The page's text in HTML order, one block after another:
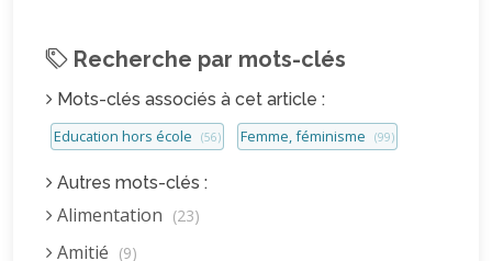
Recherche par mots-clés
Mots-clés associés à cet article :
Education hors école (56) Femme, féminisme (99)
Autres mots-clés :
Alimentation (23)
Amitié (9)